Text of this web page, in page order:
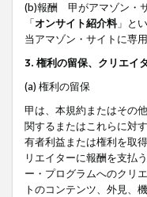
(b)報酬 甲がアマゾン・
「オンサイト紹介料」と
当アマゾン・サイトに専
3. 権利の留保、クリエイ
(a) 権利の留保
甲は、本規約またはその
関するまたはこれらに対
有者利益または権利を取
リエイターに報酬を支払
ー・プログラムへのクリ
トのコンテンツ、外見、